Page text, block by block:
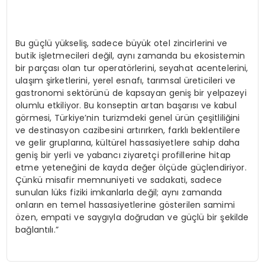
Bu güçlü yükseliş, sadece büyük otel zincirlerini ve
butik işletmecileri değil, aynı zamanda bu ekosistemin
bir parçası olan tur operatörlerini, seyahat acentelerini,
ulaşım şirketlerini, yerel esnafı, tarımsal üreticileri ve
gastronomi sektörünü de kapsayan geniş bir yelpazeyi
olumlu etkiliyor. Bu konseptin artan başarısı ve kabul
görmesi, Türkiye’nin turizmdeki genel ürün çeşitliliğini
ve destinasyon cazibesini artırırken, farklı beklentilere
ve gelir gruplarına, kültürel hassasiyetlere sahip daha
geniş bir yerli ve yabancı ziyaretçi profillerine hitap
etme yeteneğini de kayda değer ölçüde güçlendiriyor.
Çünkü misafir memnuniyeti ve sadakati, sadece
sunulan lüks fiziki imkanlarla değil; aynı zamanda
onların en temel hassasiyetlerine gösterilen samimi
özen, empati ve saygıyla doğrudan ve güçlü bir şekilde
bağlantılı.”